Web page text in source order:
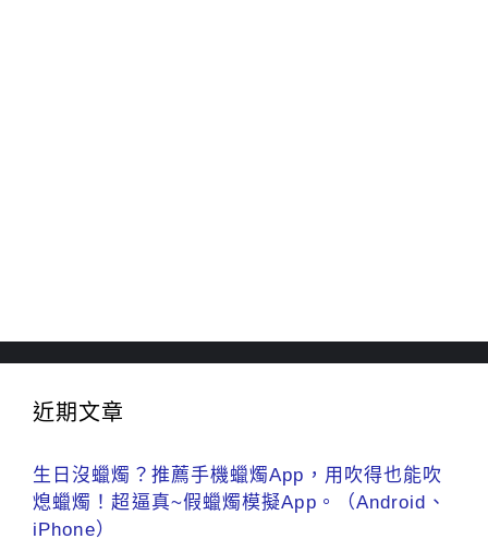
近期文章
生日沒蠟燭？推薦手機蠟燭App，用吹得也能吹
熄蠟燭！超逼真~假蠟燭模擬App。（Android、
iPhone）